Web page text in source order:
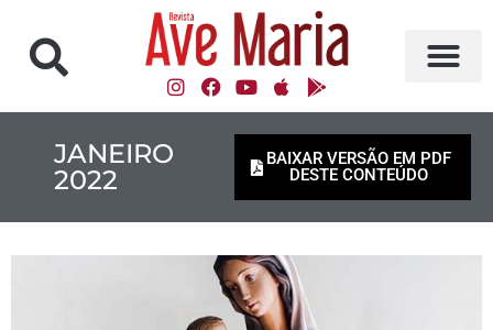
JANEIRO
2022
BAIXAR VERSÃO EM PDF
DESTE CONTEÚDO